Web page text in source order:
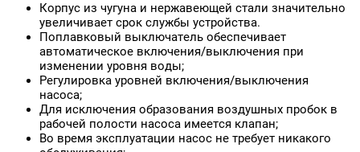
Корпус из чугуна и нержавеющей стали значительно
увеличивает срок службы устройства.
Поплавковый выключатель обеспечивает
автоматическое включения/выключения при
изменении уровня воды;
Регулировка уровней включения/выключения
насоса;
Для исключения образования воздушных пробок в
рабочей полости насоса имеется клапан;
Во время эксплуатации насос не требует никакого